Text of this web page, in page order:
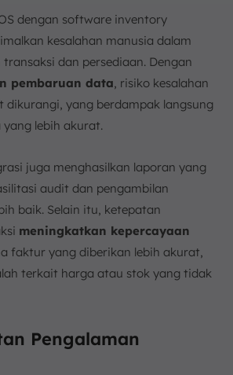
dengan software inventory
kesalahan manusia dalam
dan persediaan. Dengan
pembaruan data , risiko kesalahan
dikurangi, yang berdampak langsung
lebih akurat.
juga menghasilkan laporan yang
audit dan pengambilan
baik. Selain itu, ketepatan
meningkatkan kepercayaan
faktur yang diberikan lebih akurat,
terkait harga atau stok yang tidak
Pengalaman